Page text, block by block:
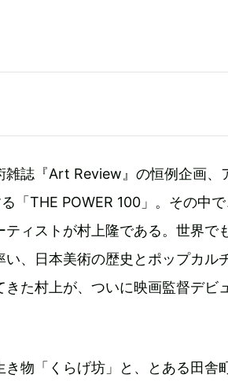
誌『Art Review』の恒例企画、
「THE POWER 100」。その中で
ィストが村上隆である。世界で
、日本美術の歴史とポップカル
た村上が、ついに映画監督デビ
物「くらげ坊」と、とある田舎